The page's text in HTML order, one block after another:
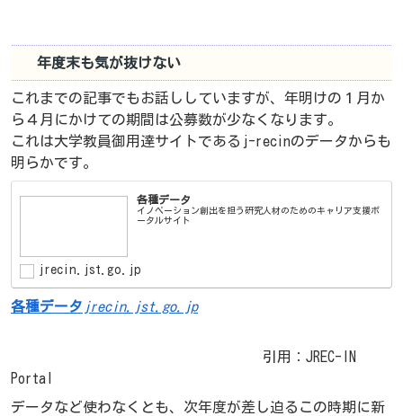
年度末も気が抜けない
これまでの記事でもお話ししていますが、年明けの１月か
ら４月にかけての期間は公募数が少なくなります。
これは大学教員御用達サイトであるj-recinのデータからも
明らかです。
各種データ
イノベーション創出を担う研究人材のためのキャリア支援ポ
ータルサイト
jrecin.jst.go.jp
各種データ jrecin.jst.go.jp
引用：JREC-IN
Portal
データなど使わなくとも、次年度が差し迫るこの時期に新